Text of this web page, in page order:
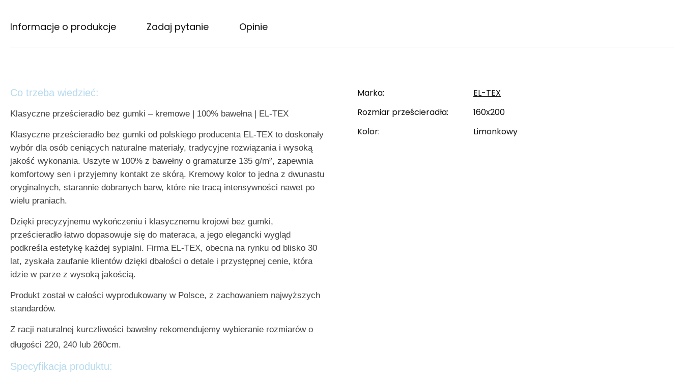
Informacje o produkcje Zadaj pytanie Opinie
Co trzeba wiedzieć:
Klasyczne prześcieradło bez gumki – kremowe | 100% bawełna | EL-TEX
Klasyczne prześcieradło bez gumki od polskiego producenta EL-TEX to doskonały
wybór dla osób ceniących naturalne materiały, tradycyjne rozwiązania i wysoką
jakość wykonania. Uszyte w 100% z bawełny o gramaturze 135 g/m², zapewnia
komfortowy sen i przyjemny kontakt ze skórą. Kremowy kolor to jedna z dwunastu
oryginalnych, starannie dobranych barw, które nie tracą intensywności nawet po
wielu praniach.
Dzięki precyzyjnemu wykończeniu i klasycznemu krojowi bez gumki,
prześcieradło łatwo dopasowuje się do materaca, a jego elegancki wygląd
podkreśla estetykę każdej sypialni. Firma EL-TEX, obecna na rynku od blisko 30
lat, zyskała zaufanie klientów dzięki dbałości o detale i przystępnej cenie, która
idzie w parze z wysoką jakością.
Produkt został w całości wyprodukowany w Polsce, z zachowaniem najwyższych
standardów.
Z racji naturalnej kurczliwości bawełny rekomendujemy wybieranie rozmiarów o
długości 220, 240 lub 260cm.
Specyfikacja produktu:
Marka EL-TEX
Rozmiar prześcieradła 160x200
Kolor Limonkowy